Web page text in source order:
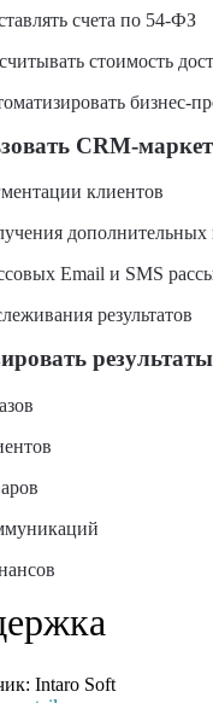
счета по 54-ФЗ
стоимость
бизнес-
CRM-
клиентов
дополнительных
Email и SMS
результатов
результаты
Intaro Soft